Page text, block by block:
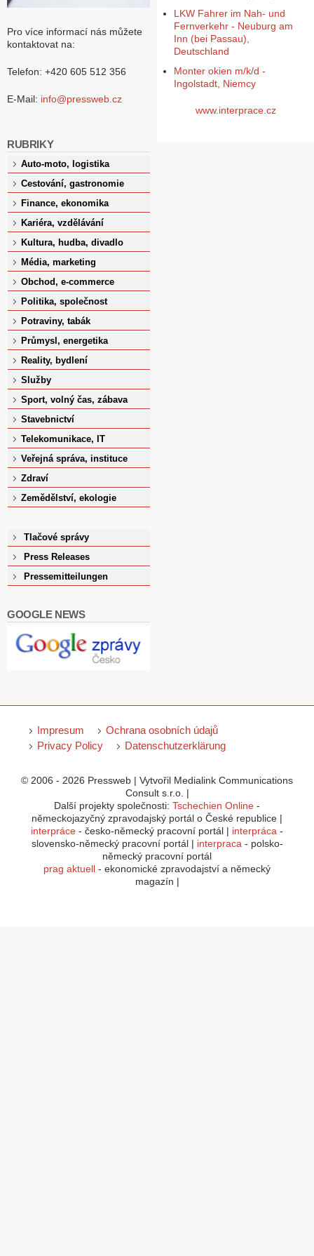
Pro více informací nás můžete
kontaktovat na:
Telefon: +420 605 512 356
E-Mail: info@pressweb.cz
RUBRIKY
Auto-moto, logistika
Cestování, gastronomie
Finance, ekonomika
Kariéra, vzdělávání
Kultura, hudba, divadlo
Média, marketing
Obchod, e-commerce
Politika, společnost
Potraviny, tabák
Průmysl, energetika
Reality, bydlení
Služby
Sport, volný čas, zábava
Stavebnictví
Telekomunikace, IT
Veřejná správa, instituce
Zdraví
Zemědělství, ekologie
Tlačové správy
Press Releases
Pressemitteilungen
GOOGLE NEWS
LKW Fahrer im Nah- und
Fernverkehr - Neuburg am
Inn (bei Passau),
Deutschland
Monter okien m/k/d -
Ingolstadt, Niemcy
www.interprace.cz
Impresum
Ochrana osobních údajů
Privacy Policy
Datenschutzerklärung
© 2006 - 2026 Pressweb | Vytvořil Medialink Communications
Consult s.r.o. |
Další projekty společnosti: Tschechien Online -
německojazyčný zpravodajský portál o České republice |
interpráce - česko-německý pracovní portál | interpráca -
slovensko-německý pracovní portál | interpraca - polsko-
německý pracovní portál
prag aktuell - ekonomické zpravodajství a německý
magazín |